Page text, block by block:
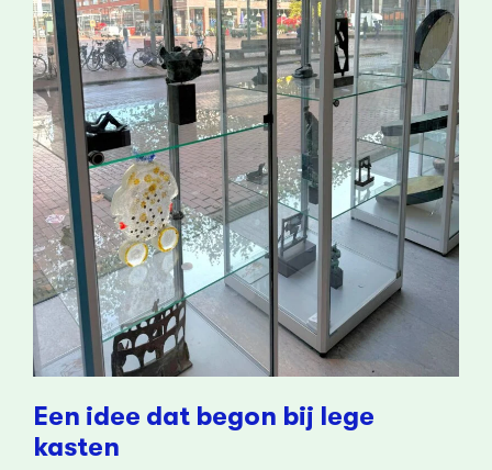
Een idee dat begon bij lege
kasten